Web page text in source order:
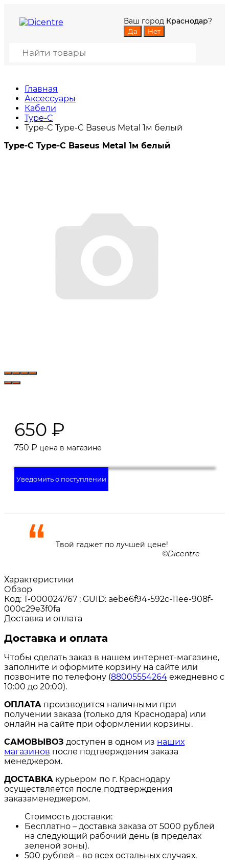
Ваш город Краснодар?
Главная
Аксессуары
Кабели
Type-C
Type-C Type-C Baseus Metal 1м белый
Type-C Type-C Baseus Metal 1м белый
650 ₽
750 ₽ цена в магазине
Уведомить о поступлении
Твой гаджет по лучшей цене!
Dicentre
Характеристики
Обзор
Код: Т-000024767 ; GUID: aebe6f94-592c-11ee-908f-
000c29e3f0fa
Доставка и оплата
Доставка и оплата
Чтобы сделать заказ в нашем интернет-магазине,
заполните и оформите корзину на сайте или
позвоните по телефону (88005554264 ежедневно с
10:00 до 20:00).
ОПЛАТА производится наличными при
получении заказа (только для Краснодара) или
онлайн на сайте при оформлении корзины.
САМОВЫВОЗ доступен в одном из наших
магазинов после подтверждения заказа
менеджером.
ДОСТАВКА курьером по г. Краснодару
осуществляется после подтверждения
заказаменеджером.
Стоимость доставки:
Бесплатно – доставка заказа от 5000 рублей
на следующий рабочий день (в пределах
зеленой зоны).
500 рублей – во всех остальных случаях.